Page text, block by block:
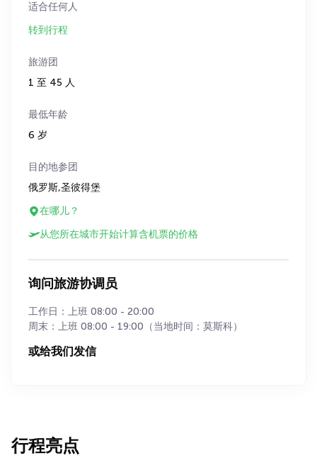
适合任何人
转到行程
旅游团
1 至 45 人
最低年龄
6 岁
目的地参团
俄罗斯,圣彼得堡
在哪儿？
从您所在城市开始计算含机票的价格
询问旅游协调员
工作日：上班 08:00 - 20:00
周末：上班 08:00 - 19:00（当地时间：莫斯科）
或给我们发信
行程亮点